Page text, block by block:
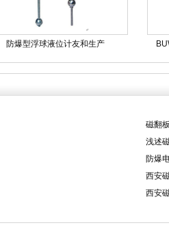
防爆型浮球液位计友和生产
磁翻
浅述
防爆
西安
西安